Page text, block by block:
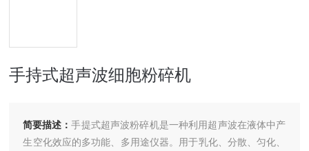
手持式超声波细胞粉碎机
简要描述：手提式超声波粉碎机是一种利用超声波在液体中产
生空化效应的多功能、多用途仪器。用于乳化、分散、匀化、